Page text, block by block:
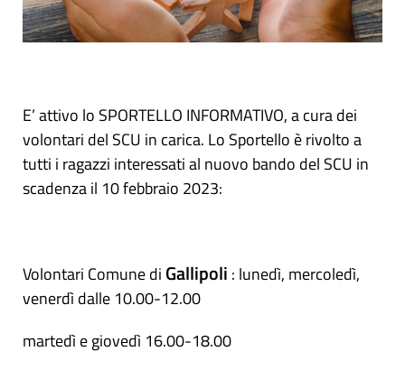
E’ attivo lo SPORTELLO INFORMATIVO, a cura dei
volontari del SCU in carica. Lo Sportello è rivolto a
tutti i ragazzi interessati al nuovo bando del SCU in
scadenza il 10 febbraio 2023:
Volontari Comune di Gallipoli : lunedì, mercoledì,
venerdì dalle 10.00-12.00
martedì e giovedì 16.00-18.00